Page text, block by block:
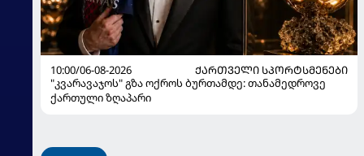
10:00/06-08-2026
ᲥᲐᲠᲗᲕᲔᲚᲘ ᲡᲞᲝᲠᲢᲡᲛᲔᲜᲔᲑᲘ
"კვარავაჯოს" გზა ოქროს ბურთამდე: თანამედროვე
ქართული ზღაპარი